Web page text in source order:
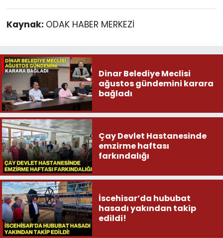
Kaynak: ODAK HABER MERKEZİ
Dinar Belediye Meclisi
ağustos gündemini karara
bağladı
Çay Devlet Hastanesinde
emzirme haftası
farkındalığı
İscehisar’da hububat
hasadı yakından takip
edildi!